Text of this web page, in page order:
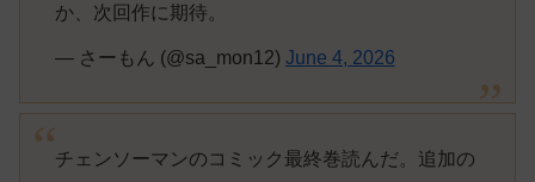
か、次回作に期待。
— さーもん (@sa_mon12) June 4, 2026
チェンソーマンのコミック最終巻読んだ。追加の